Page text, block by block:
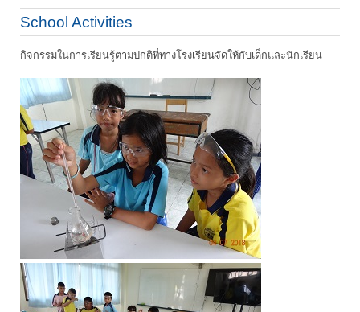
School Activities
กิจกรรมในการเรียนรู้ตามปกติที่ทางโรงเรียนจัดให้กับเด็กและนักเรียน